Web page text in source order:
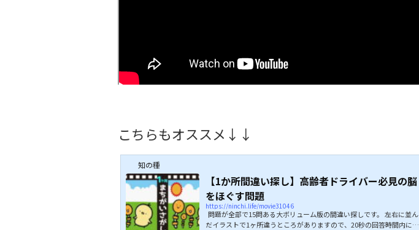
こちらもオススメ↓↓
知の種
【1か所間違い探し】高齢者ドライバー必見の脳
をほぐす問題
https://ninchi.life/movie31046
問題が全部で15問ある大ボリューム版の間違い探しです。 左右に並ん
だイラストで1ヶ所違うところがありますので、20秒の回答時間内に探